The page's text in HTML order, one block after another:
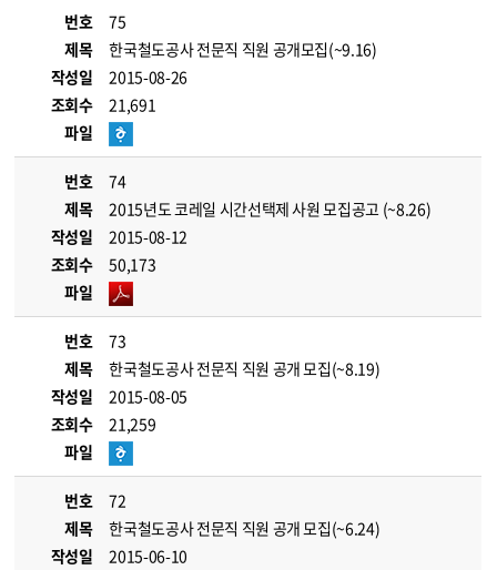
번호
75
제목
한국철도공사 전문직 직원 공개모집(~9.16)
작성일
2015-08-26
조회수
21,691
파일
번호
74
제목
2015년도 코레일 시간선택제 사원 모집공고 (~8.26)
작성일
2015-08-12
조회수
50,173
파일
번호
73
제목
한국철도공사 전문직 직원 공개 모집(~8.19)
작성일
2015-08-05
조회수
21,259
파일
번호
72
제목
한국철도공사 전문직 직원 공개 모집(~6.24)
작성일
2015-06-10